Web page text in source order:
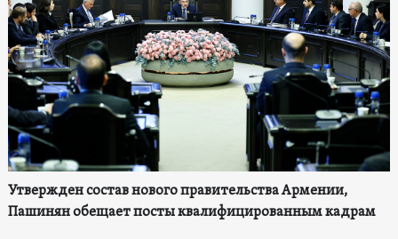
Утвержден состав нового правительства Армении,
Пашинян обещает посты квалифицированным кадрам